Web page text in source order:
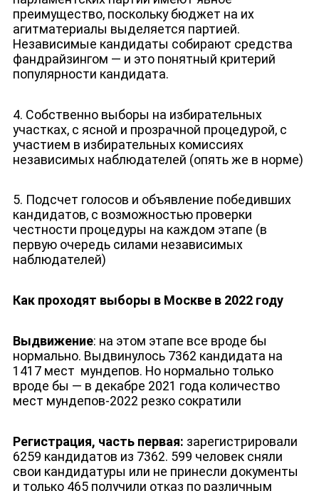
НОВОСТИ
преимущество, поскольку бюджет на их
агитматериалы выделяется партией.
Независимые кандидаты собирают средства
фандрайзингом — и это понятный критерий
популярности кандидата.
4. Собственно выборы на избирательных
участках, с ясной и прозрачной процедурой, с
участием в избирательных комиссиях
независимых наблюдателей (опять же в норме)
5. Подсчет голосов и объявление победивших
кандидатов, с возможностью проверки
честности процедуры на каждом этапе (в
первую очередь силами независимых
наблюдателей)
Как проходят выборы в Москве в 2022 году
Выдвижение: на этом этапе все вроде бы
нормально. Выдвинулось 7362 кандидата на
1417 мест мундепов. Но нормально только
вроде бы — в декабре 2021 года количество
мест мундепов-2022 резко сократили
Регистрация, часть первая: зарегистрировали
6259 кандидатов из 7362. 599 человек сняли
свои кандидатуры или не принесли документы
и только 465 получили отказ по различным